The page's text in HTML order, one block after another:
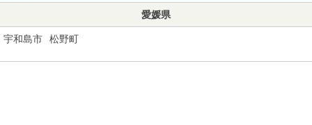
愛媛県
宇和島市 松野町